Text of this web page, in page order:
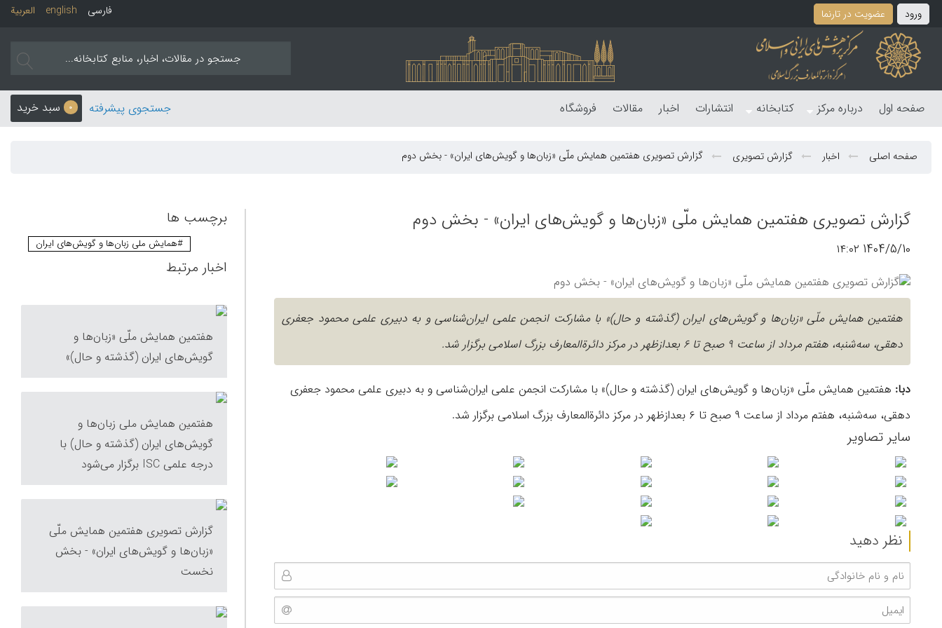
ورود عضویت در تارنما العربیة english فارسی
صفحه اول درباره مرکز کتابخانه انتشارات اخبار مقالات فروشگاه 0 سبد خرید جستجوی پیشرفته
صفحه اصلی اخبار گزارش تصویری گزارش تصویری هفتمین همایش ملّی «زبان‌ها و گویش‌های ایران» - بخش دوم
گزارش تصویری هفتمین همایش ملّی «زبان‌ها و گویش‌های ایران» - بخش دوم
1404/5/10 ۱۴:۰۲
هفتمین همایش ملّی «زبان‌ها و گویش‌های ایران (گذشته و حال)» با مشارکت انجمن علمی ایران‌شناسی و به دبیری علمی محمود جعفری
دهقی، سه‌شنبه، هفتم مرداد از ساعت ٩ صبح تا ۶ بعدازظهر در مرکز دائرةالمعارف بزرگ اسلامی برگزار شد.
دبا: هفتمین همایش ملّی «زبان‌ها و گویش‌های ایران (گذشته و حال)» با مشارکت انجمن علمی ایران‌شناسی و به دبیری علمی محمود جعفری
دهقی، سه‌شنبه، هفتم مرداد از ساعت ٩ صبح تا ۶ بعدازظهر در مرکز دائرةالمعارف بزرگ اسلامی برگزار شد.
سایر تصاویر
نظر دهید
برچسب ها
#همایش ملی زبان‌ها و گویش‌های ایران
اخبار مرتبط
هفتمین همایش ملّی «زبان‌ها و
گویش‌های ایران (گذشته و حال)»
هفتمین همایش ملی زبان‌ها و
گویش‌های ایران (گذشته و حال) با
درجه علمی ISC برگزار می‌شود
گزارش تصویری هفتمین همایش ملّی
«زبان‌ها و گویش‌های ایران» - بخش
نخست